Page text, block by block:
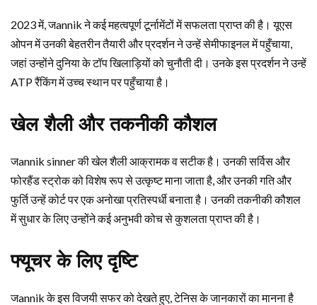
2023 में, जannik ने कई महत्वपूर्ण टूर्नामेंटों में सफलता प्राप्त की है। यूएस
ओपन में उनकी बेहतरीन तैयारी और प्रदर्शन ने उन्हें सेमीफाइनल में पहुँचाया,
जहां उन्होंने दुनिया के टॉप खिलाड़ियों को चुनौती दी। उनके इस प्रदर्शन ने उन्हें
ATP रैंकिंग में उच्च स्थान पर पहुँचाया है।
खेल शैली और तकनीकी कौशल
जannik sinner की खेल शैली आक्रामक व सटीक है। उनकी सर्विस और
फोरहैंड स्ट्रोक को विशेष रूप से उत्कृष्ट माना जाता है, और उनकी गति और
फुर्ति उन्हें कोर्ट पर एक अनोखा प्रतिस्पर्धी बनाता है। उनकी तकनीकी कौशल
में सुधार के लिए उन्होंने कई अनुभवी कोच से कुशलता प्राप्त की है।
फ्यूचर के लिए दृष्टि
जannik के इस विजयी सफर को देखते हुए, टेनिस के जानकारों का मानना है